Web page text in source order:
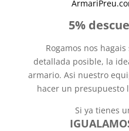
5%
Rogamos nos
detallada posible, la
armario. Asi nuestro
hacer un presupuesto
Si ya tienes